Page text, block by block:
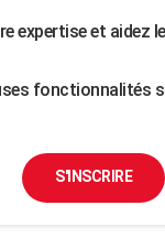
expertise et aidez
fonctionnalités
S'INSCRIRE